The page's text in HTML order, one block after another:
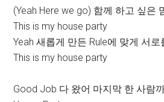
(Yeah Here we go) 함께 하고 싶은
This is my house party
Yeah 새롭게 만든 Rule에 맞게 서
This is my house party
Good Job 다 왔어 마지막 한 사람